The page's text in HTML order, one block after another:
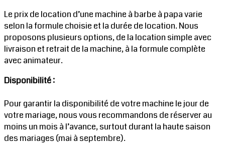
Le prix de location d’une machine à barbe à papa varie
selon la formule choisie et la durée de location. Nous
proposons plusieurs options, de la location simple avec
livraison et retrait de la machine, à la formule complète
avec animateur.
Disponibilité :
Pour garantir la disponibilité de votre machine le jour de
votre mariage, nous vous recommandons de réserver au
moins un mois à l’avance, surtout durant la haute saison
des mariages (mai à septembre).